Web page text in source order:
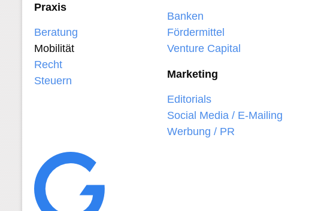
Praxis
Beratung
Mobilität
Recht
Steuern
Banken
Fördermittel
Venture Capital
Marketing
Editorials
Social Media / E-Mailing
Werbung / PR